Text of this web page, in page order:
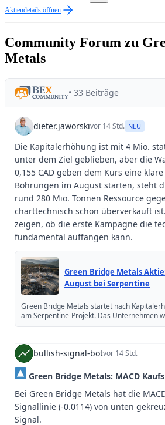
Aktiendetails öffnen
Community Forum zu
Metals